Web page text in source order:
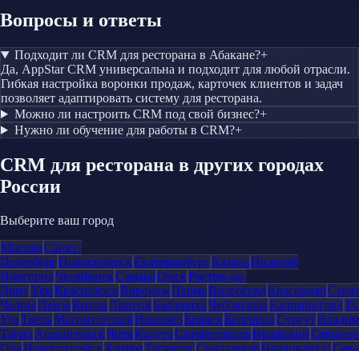
Вопросы и ответы
Подходит ли CRM для ресторана в Абакане?+
Да, AppStar CRM универсальна и подходит для любой отрасли.
Гибкая настройка воронки продаж, карточек клиентов и задач
позволяет адаптировать систему для ресторана.
Можно ли настроить CRM под свой бизнес?+
Нужно ли обучение для работы в CRM?+
CRM для ресторана в других городах
России
Выберите ваш город
МоскваСанкт-
ПетербургНовосибирскЕкатеринбургКазаньНижний
НовгородЧелябинскСамараОмскРостов-на-
ДонуУфаКрасноярскВоронежПермьВолгоградКраснодар
ЧелныПензаКировЛипецкБалашихаЧебоксарыКалининград
УдэТверьМагнитогорскИвановоБрянскБелгородСургут
ТагилАрхангельскЧитаКалугаСимферопольВолжский
ОлаНовороссийскХимкиТаганрогСыктывкарВладикавказ